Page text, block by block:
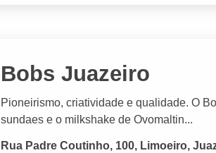
Bobs Juazeiro
Pioneirismo, criatividade e qualidade. O
sundaes e o milkshake de Ovomaltin...
Rua Padre Coutinho, 100, Limoeiro,